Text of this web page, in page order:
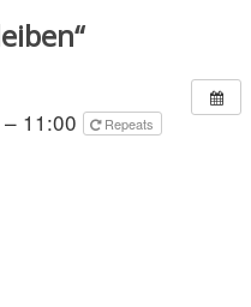
11:00 Repeats